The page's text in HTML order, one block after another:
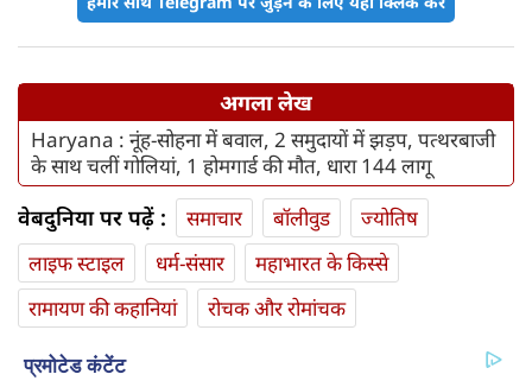
अगला लेख
Haryana : नूंह-सोहना में बवाल, 2 समुदायों में झड़प, पत्थरबाजी
के साथ चलीं गोलियां, 1 होमगार्ड की मौत, धारा 144 लागू
वेबदुनिया पर पढ़ें : समाचार बॉलीवुड
ज्योतिष
लाइफ स्‍टाइल
धर्म-संसार
महाभारत के किस्से
रामायण की कहानियां
रोचक और रोमांचक